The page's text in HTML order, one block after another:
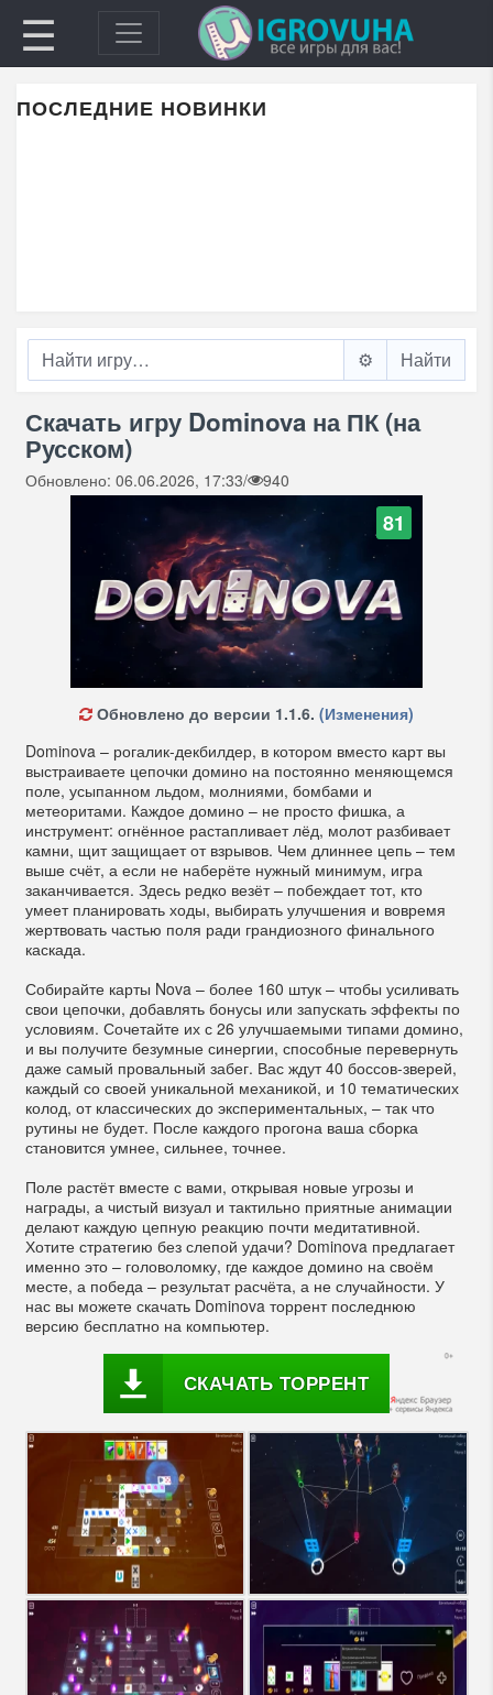
☰
ПОСЛЕДНИЕ НОВИНКИ
⚙️
Скачать игру Dominova на ПК (на
Русском)
Обновлено: 06.06.2026, 17:33/ 940
81
Обновлено до версии 1.1.6. (Изменения)
Dominova – рогалик-декбилдер, в котором вместо карт вы
выстраиваете цепочки домино на постоянно меняющемся
поле, усыпанном льдом, молниями, бомбами и
метеоритами. Каждое домино – не просто фишка, а
инструмент: огнённое растапливает лёд, молот разбивает
камни, щит защищает от взрывов. Чем длиннее цепь – тем
выше счёт, а если не наберёте нужный минимум, игра
заканчивается. Здесь редко везёт – побеждает тот, кто
умеет планировать ходы, выбирать улучшения и вовремя
жертвовать частью поля ради грандиозного финального
каскада.
Собирайте карты Nova – более 160 штук – чтобы усиливать
свои цепочки, добавлять бонусы или запускать эффекты по
условиям. Сочетайте их с 26 улучшаемыми типами домино,
и вы получите безумные синергии, способные перевернуть
даже самый провальный забег. Вас ждут 40 боссов-зверей,
каждый со своей уникальной механикой, и 10 тематических
колод, от классических до экспериментальных, – так что
рутины не будет. После каждого прогона ваша сборка
становится умнее, сильнее, точнее.
Поле растёт вместе с вами, открывая новые угрозы и
награды, а чистый визуал и тактильно приятные анимации
делают каждую цепную реакцию почти медитативной.
Хотите стратегию без слепой удачи? Dominova предлагает
именно это – головоломку, где каждое домино на своём
месте, а победа – результат расчёта, а не случайности. У
нас вы можете скачать Dominova торрент последнюю
версию бесплатно на компьютер.
СКАЧАТЬ ТОРРЕНТ